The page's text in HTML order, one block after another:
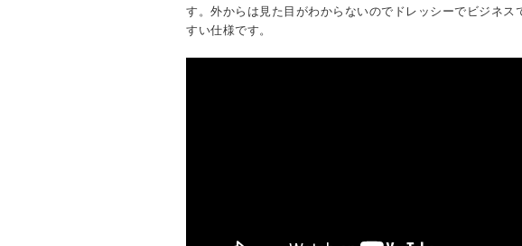
す。外からは見た目がわからないのでドレッシーでビジネス
すい仕様です。